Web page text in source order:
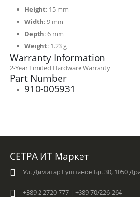
Height: 15 mm
Width: 9 mm
Depth: 6 mm
Weight: 1.23 g
Warranty Information
2-Year Limited Hardware Warranty
Part Number
910-005931
СЕТРА ИТ Маркет
Ул. Димитар Гуштанов Бр. 30, 1050
+389 2 2720-777 | +389 70/226-264